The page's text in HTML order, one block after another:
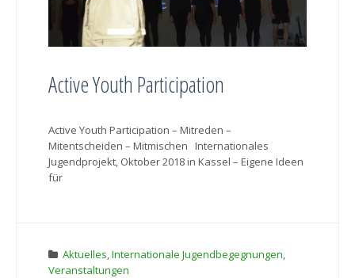
Active Youth Participation
Active Youth Participation – Mitreden –
Mitentscheiden – Mitmischen Internationales
Jugendprojekt, Oktober 2018 in Kassel – Eigene Ideen
für
Aktuelles,Internationale Jugendbegegnungen,
Veranstaltungen